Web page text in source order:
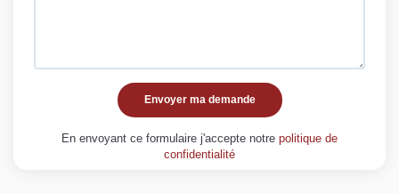
Envoyer ma demande
En envoyant ce formulaire j'accepte notre politique de
confidentialité